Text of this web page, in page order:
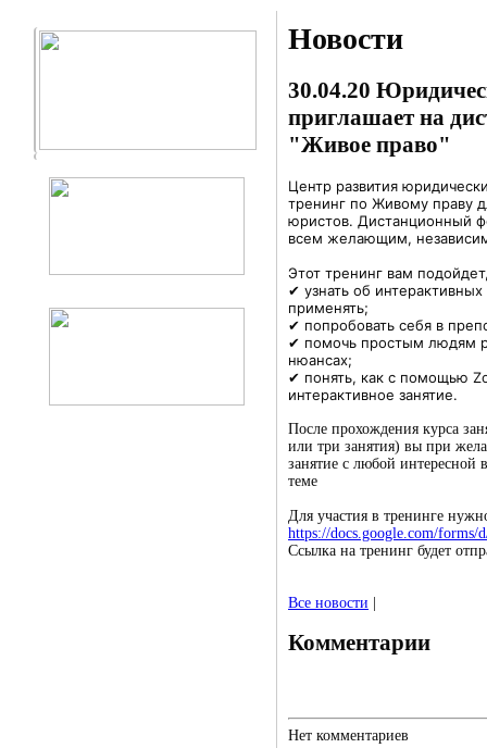
Новости
30.04.20
приглашает на
"Живое право"
Центр развития
тренинг по Живому праву
юристов. Дистанционный
всем желающим,
Этот тренинг вам
✔ узнать об
применять;
✔ попробовать себя в
✔ помочь простым людям
нюансах;
✔ понять, как с помощью
интерактивное занятие.
После прохождения курса
или три занятия) вы при
занятие с любой интересной
теме
Для участия в тренинге
https://docs.google.com/
Ссылка на тренинг будет
Все новости
Комментарии
Нет комментариев